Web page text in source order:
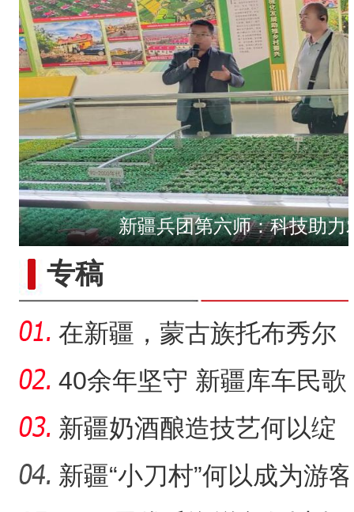
“五一”假期，开都河天鹅
新疆兵团第六师：科技助力
专稿
在新疆，蒙古族托布秀尔
音乐何以传承不息？
40余年坚守 新疆库车民歌
传承人用歌声展现非遗魅
力
新疆奶酒酿造技艺何以绽
放光彩？
新疆“小刀村”何以成为游客